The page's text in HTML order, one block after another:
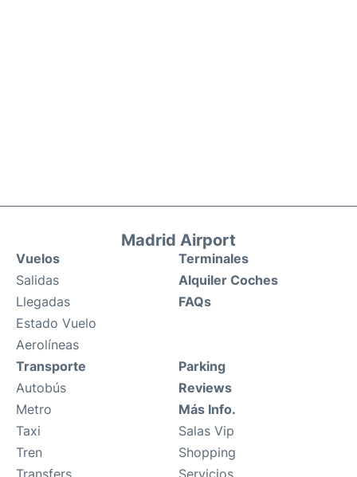
Madrid Airport
Vuelos
Salidas
Llegadas
Estado Vuelo
Aerolíneas
Terminales
Alquiler Coches
FAQs
Transporte
Autobús
Metro
Taxi
Tren
Transfers
Parking
Reviews
Más Info.
Salas Vip
Shopping
Servicios